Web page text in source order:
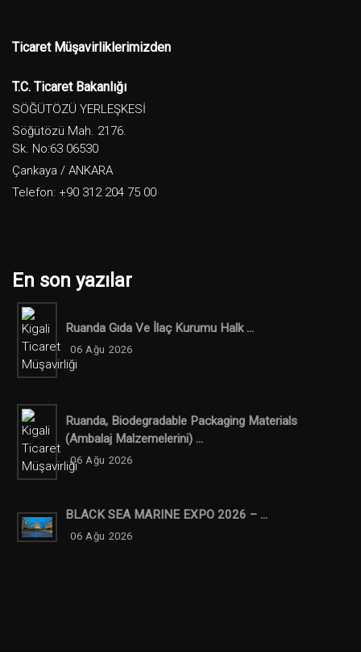
Ticaret Müşavirliklerimizden
T.C. Ticaret Bakanlığı
SÖĞÜTÖZÜ YERLEŞKESİ
Söğütözü Mah. 2176.
Sk. No:63 06530
Çankaya / ANKARA
Telefon: +90 312 204 75 00
En son yazılar
Ruanda Gıda Ve İlaç Kurumu Halk ...
06 Ağu 2026
Ruanda, Biodegradable Packaging Materials
(ambalaj Malzemelerini) ...
06 Ağu 2026
BLACK SEA MARINE EXPO 2026 – ...
06 Ağu 2026